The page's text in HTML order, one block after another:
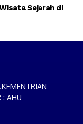
Sejarah di
: AHU-